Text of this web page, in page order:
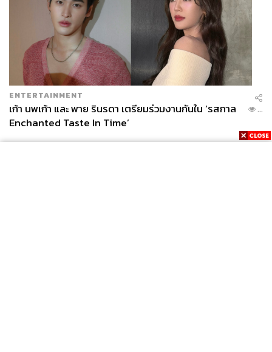
ENTERTAINMENT
เก้า นพเก้า และ พาย รินรดา เตรียมร่วมงานกันใน ‘รสกาล
Enchanted Taste In Time’
...